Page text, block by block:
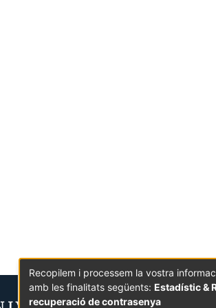
Recopilem i processem la vostra
amb les finalitats següents: Estadístic &
recuperació de contrasenya